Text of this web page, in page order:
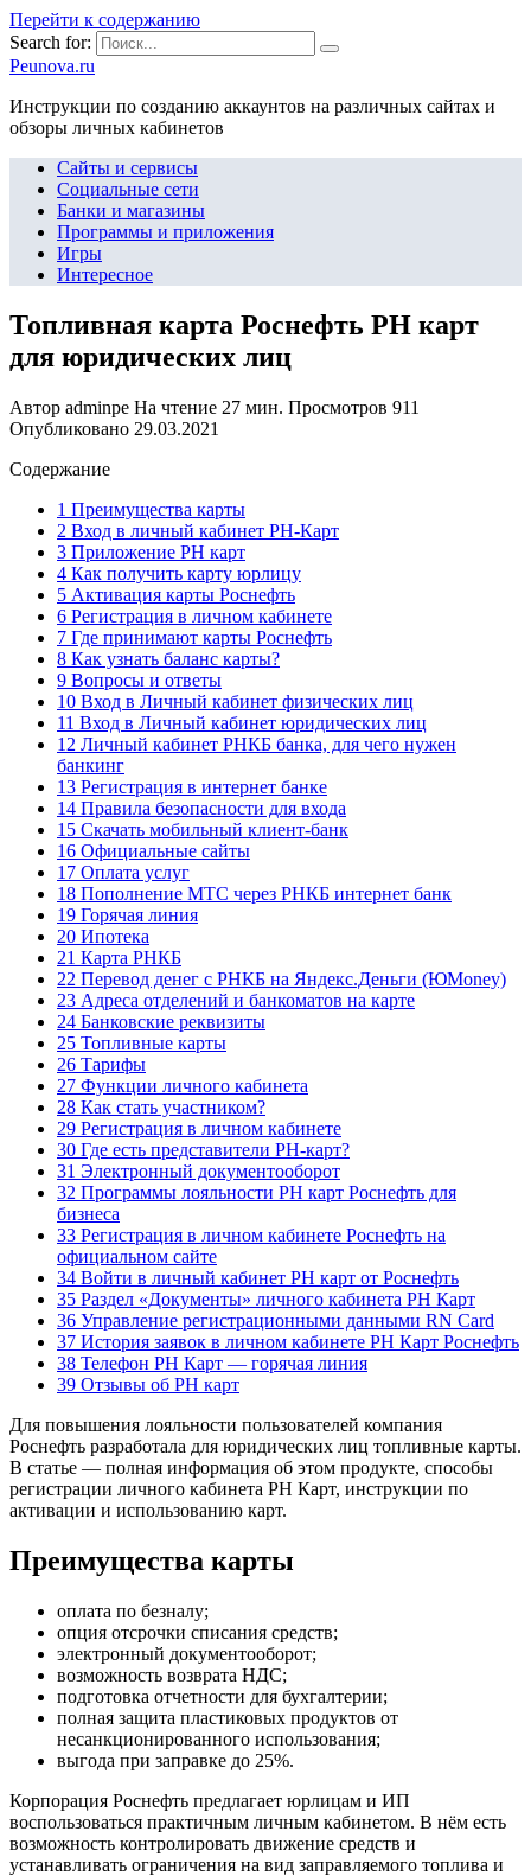
Перейти к содержанию
Search for:
Peunova.ru
Инструкции по созданию аккаунтов на различных сайтах и
обзоры личных кабинетов
Сайты и сервисы
Социальные сети
Банки и магазины
Программы и приложения
Игры
Интересное
Топливная карта Роснефть РН карт
для юридических лиц
Автор adminpe На чтение 27 мин. Просмотров 911
Опубликовано 29.03.2021
Содержание
1 Преимущества карты
2 Вход в личный кабинет РН-Карт
3 Приложение РН карт
4 Как получить карту юрлицу
5 Активация карты Роснефть
6 Регистрация в личном кабинете
7 Где принимают карты Роснефть
8 Как узнать баланс карты?
9 Вопросы и ответы
10 Вход в Личный кабинет физических лиц
11 Вход в Личный кабинет юридических лиц
12 Личный кабинет РНКБ банка, для чего нужен
банкинг
13 Регистрация в интернет банке
14 Правила безопасности для входа
15 Скачать мобильный клиент-банк
16 Официальные сайты
17 Оплата услуг
18 Пополнение МТС через РНКБ интернет банк
19 Горячая линия
20 Ипотека
21 Карта РНКБ
22 Перевод денег с РНКБ на Яндекс.Деньги (ЮMoney)
23 Адреса отделений и банкоматов на карте
24 Банковские реквизиты
25 Топливные карты
26 Тарифы
27 Функции личного кабинета
28 Как стать участником?
29 Регистрация в личном кабинете
30 Где есть представители РН-карт?
31 Электронный документооборот
32 Программы лояльности РН карт Роснефть для
бизнеса
33 Регистрация в личном кабинете Роснефть на
официальном сайте
34 Войти в личный кабинет РН карт от Роснефть
35 Раздел «Документы» личного кабинета РН Карт
36 Управление регистрационными данными RN Card
37 История заявок в личном кабинете РН Карт Роснефть
38 Телефон РН Карт — горячая линия
39 Отзывы об РН карт
Для повышения лояльности пользователей компания
Роснефть разработала для юридических лиц топливные карты.
В статье — полная информация об этом продукте, способы
регистрации личного кабинета РН Карт, инструкции по
активации и использованию карт.
Преимущества карты
оплата по безналу;
опция отсрочки списания средств;
электронный документооборот;
возможность возврата НДС;
подготовка отчетности для бухгалтерии;
полная защита пластиковых продуктов от
несанкционированного использования;
выгода при заправке до 25%.
Корпорация Роснефть предлагает юрлицам и ИП
воспользоваться практичным личным кабинетом. В нём есть
возможность контролировать движение средств и
устанавливать ограничения на вид заправляемого топлива и